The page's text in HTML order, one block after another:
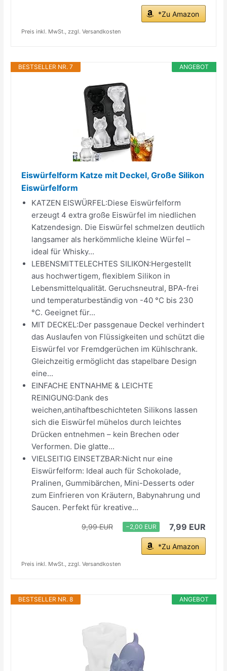
*Zu Amazon
Preis inkl. MwSt., zzgl. Versandkosten
ANGEBOT
BESTSELLER NR. 7
Eiswürfelform Katze mit Deckel, Große Silikon
Eiswürfelform
KATZEN EISWÜRFEL:Diese Eiswürfelform
erzeugt 4 extra große Eiswürfel im niedlichen
Katzendesign. Die Eiswürfel schmelzen deutlich
langsamer als herkömmliche kleine Würfel –
ideal für Whisky...
LEBENSMITTELECHTES SILIKON:Hergestellt
aus hochwertigem, flexiblem Silikon in
Lebensmittelqualität. Geruchsneutral, BPA-frei
und temperaturbeständig von -40 °C bis 230
°C. Geeignet für...
MIT DECKEL:Der passgenaue Deckel verhindert
das Auslaufen von Flüssigkeiten und schützt die
Eiswürfel vor Fremdgerüchen im Kühlschrank.
Gleichzeitig ermöglicht das stapelbare Design
eine...
EINFACHE ENTNAHME & LEICHTE
REINIGUNG:Dank des
weichen,antihaftbeschichteten Silikons lassen
sich die Eiswürfel mühelos durch leichtes
Drücken entnehmen – kein Brechen oder
Verformen. Die glatte...
VIELSEITIG EINSETZBAR:Nicht nur eine
Eiswürfelform: Ideal auch für Schokolade,
Pralinen, Gummibärchen, Mini-Desserts oder
zum Einfrieren von Kräutern, Babynahrung und
Saucen. Perfekt für kreative...
9,99 EUR −2,00 EUR 7,99 EUR
*Zu Amazon
Preis inkl. MwSt., zzgl. Versandkosten
ANGEBOT
BESTSELLER NR. 8